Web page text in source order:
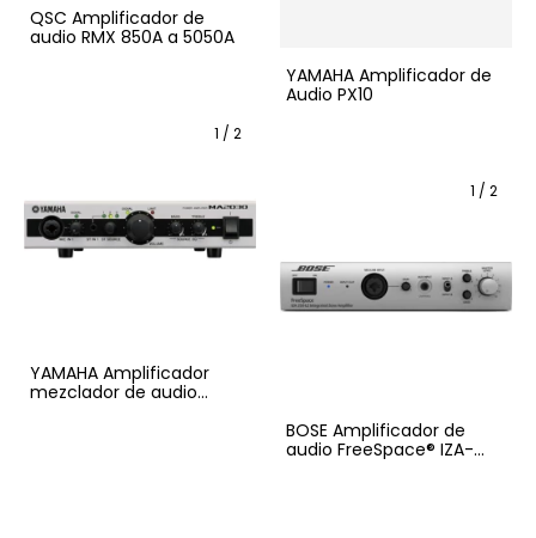
QSC Amplificador de
audio RMX 850A a 5050A
YAMAHA Amplificador de
Audio PX10
1 / 2
YAMAHA Amplificador
mezclador de audio
1 / 2
BOSE Amplificador de
audio FreeSpace® IZA-